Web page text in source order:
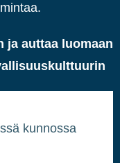
ja auttaa luomaan
kunnossa